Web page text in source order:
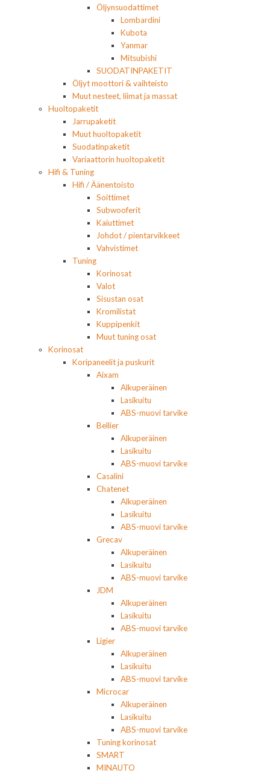
Öljynsuodattimet
Lombardini
Kubota
Yanmar
Mitsubishi
SUODATINPAKETIT
Öljyt moottori & vaihteisto
Muut nesteet, liimat ja massat
Huoltopaketit
Jarrupaketit
Muut huoltopaketit
Suodatinpaketit
Variaattorin huoltopaketit
Hifi & Tuning
Hifi / Äänentoisto
Soittimet
Subwooferit
Kaiuttimet
Johdot / pientarvikkeet
Vahvistimet
Tuning
Korinosat
Valot
Sisustan osat
Kromilistat
Kuppipenkit
Muut tuning osat
Korinosat
Koripaneelit ja puskurit
Aixam
Alkuperäinen
Lasikuitu
ABS-muovi tarvike
Bellier
Alkuperäinen
Lasikuitu
ABS-muovi tarvike
Casalini
Chatenet
Alkuperäinen
Lasikuitu
ABS-muovi tarvike
Grecav
Alkuperäinen
Lasikuitu
ABS-muovi tarvike
JDM
Alkuperäinen
Lasikuitu
ABS-muovi tarvike
Ligier
Alkuperäinen
Lasikuitu
ABS-muovi tarvike
Microcar
Alkuperäinen
Lasikuitu
ABS-muovi tarvike
Tuning korinosat
SMART
MINAUTO